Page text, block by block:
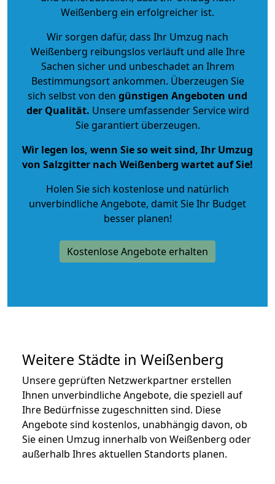
Weißenberg ein erfolgreicher ist.
Wir sorgen dafür, dass Ihr Umzug nach
Weißenberg reibungslos verläuft und alle Ihre
Sachen sicher und unbeschadet an Ihrem
Bestimmungsort ankommen. Überzeugen Sie
sich selbst von den günstigen Angeboten und
der Qualität. Unsere umfassender Service wird
Sie garantiert überzeugen.
Wir legen los, wenn Sie so weit sind, Ihr Umzug
von Salzgitter nach Weißenberg wartet auf Sie!
Holen Sie sich kostenlose und natürlich
unverbindliche Angebote, damit Sie Ihr Budget
besser planen!
Kostenlose Angebote erhalten
Weitere Städte in Weißenberg
Unsere geprüften Netzwerkpartner erstellen
Ihnen unverbindliche Angebote, die speziell auf
Ihre Bedürfnisse zugeschnitten sind. Diese
Angebote sind kostenlos, unabhängig davon, ob
Sie einen Umzug innerhalb von Weißenberg oder
außerhalb Ihres aktuellen Standorts planen.